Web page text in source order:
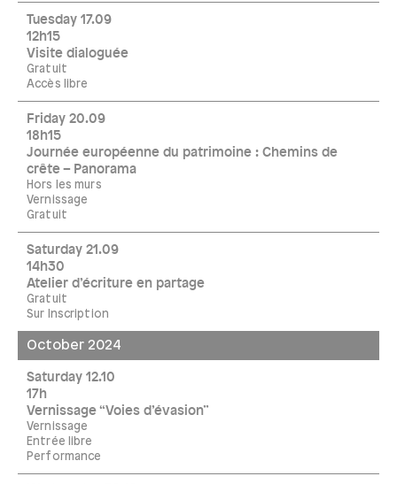
Tuesday 17.09
12h15
Visite dialoguée
Gratuit
Accès libre
Friday 20.09
18h15
Journée européenne du patrimoine : Chemins de
crête – Panorama
Hors les murs
Vernissage
Gratuit
Saturday 21.09
14h30
Atelier d’écriture en partage
Gratuit
Sur Inscription
October 2024
Saturday 12.10
17h
Vernissage “Voies d’évasion”
Vernissage
Entrée libre
Performance